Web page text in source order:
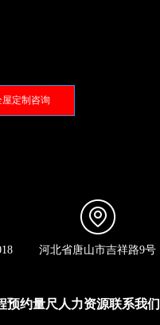
河北省唐山市吉祥路9号
屋定制咨询
预约量尺 人力资源联系我们